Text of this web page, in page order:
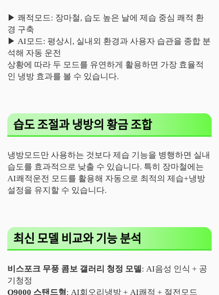
▶ 쾌적모드: 장마철, 습도 높은 날에 제습 중심 쾌적 환
경 구축
▶ AI모드: 평상시, 실내외 환경과 사용자 습관을 종합 분
석해 자동 운전
상황에 따라 두 모드를 유연하게 활용하면 가장 효율적
인 냉방 효과를 볼 수 있습니다.
습도 조절과 냉방의 황금 조합
냉방모드만 사용하는 것보다 제습 기능을 병행하면 실내
습도를 효과적으로 낮출 수 있습니다. 특히 장마철에는
AI쾌적운전 모드를 활용해 자동으로 최적의 제습+냉방
설정을 유지할 수 있습니다.
최신 모델 비교와 기능 분석
비스포크 무풍 콤보 갤러리 청정 모델: AI음성 인식 + 공
기청정
Q9000 스탠드형: AI회오리냉방 + AI쾌적 + 절전모드